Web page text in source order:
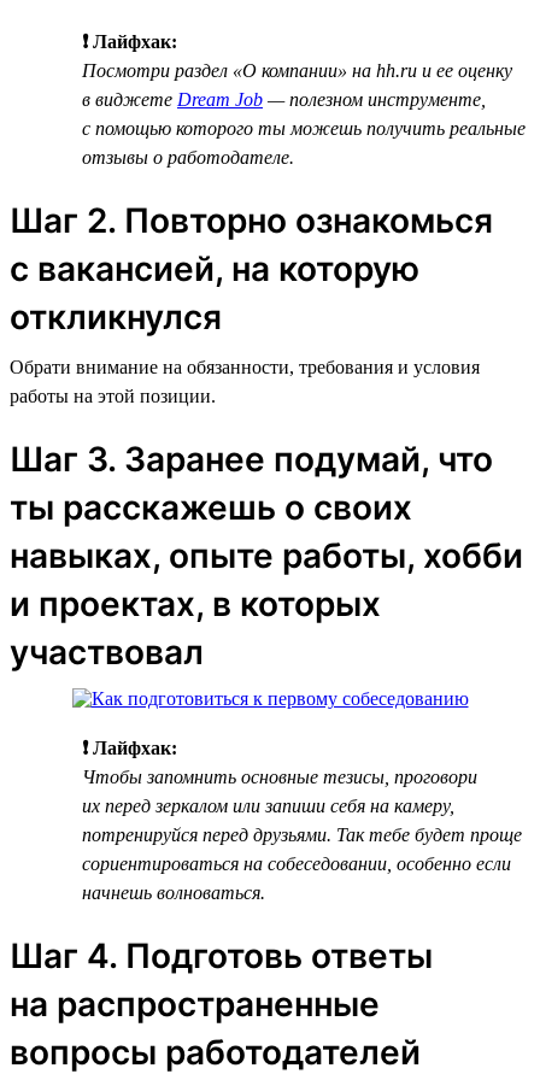
❗ Лайфхак:
Посмотри раздел «О компании» на hh.ru и ее оценку
в виджете Dream Job — полезном инструменте,
с помощью которого ты можешь получить реальные
отзывы о работодателе.
Шаг 2. Повторно ознакомься
с вакансией, на которую
откликнулся
Обрати внимание на обязанности, требования и условия
работы на этой позиции.
Шаг 3. Заранее подумай, что
ты расскажешь о своих
навыках, опыте работы, хобби
и проектах, в которых
участвовал
❗ Лайфхак:
Чтобы запомнить основные тезисы, проговори
их перед зеркалом или запиши себя на камеру,
потренируйся перед друзьями. Так тебе будет проще
сориентироваться на собеседовании, особенно если
начнешь волноваться.
Шаг 4. Подготовь ответы
на распространенные
вопросы работодателей